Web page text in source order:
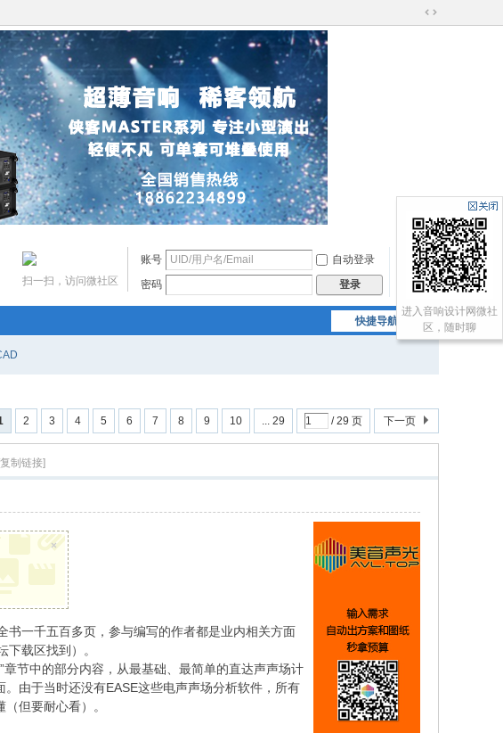
切
账号 自动登录
找回密码
密码
登录 注册
扫一扫，访问微社区
快捷导航
2 3 4 5 6 7 8 9 10 ... 29 / 29 页 下一页
[复制链接]
×
书一千五百多页，参与编写的作者都是业内相关方面
载区找到）。
节中的部分内容，从最基础、最简单的直达声声场计
由于当时还没有EASE这些电声声场分析软件，所有
但要耐心看）。
进入音响设计网微社
区，随时聊